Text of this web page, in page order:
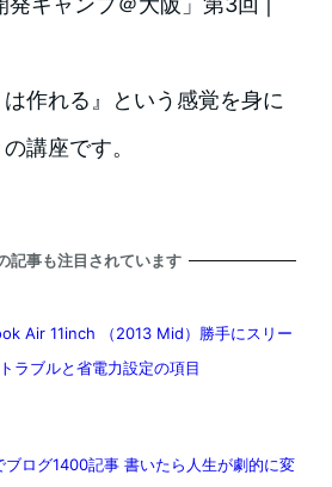
は作れる』という感覚を身に
講座です。
記事も注目されています
Air 11inch （2013 Mid）勝手にスリー
ラブルと省電力設定の項目
ブログ1400記事 書いたら人生が劇的に変